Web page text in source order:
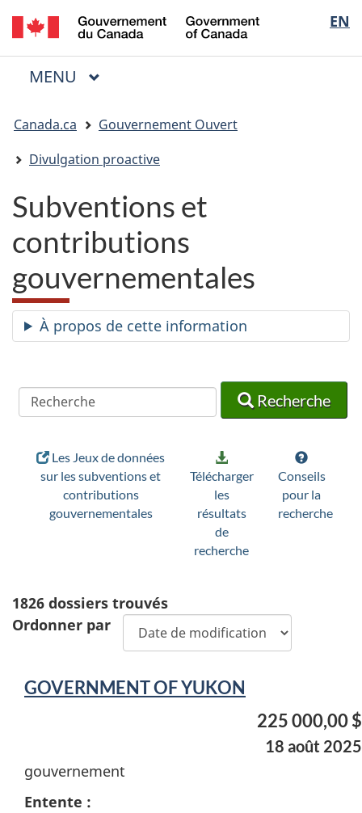
Passer
au
contenu
Passer
à
« Au
Passer
à
la
EN
of
Menu
MENU PRINCIPAL
êtes
ici
Canada.ca
Gouvernement Ouvert
Divulgation proactive
Subventions et
contributions
gouvernementales
À propos de cette information
Recherche
Recherche
Recherche
Les Jeux de données
sur les subventions et
contributions
gouvernementales
Télécharger
les
résultats
de
recherche
Conseils
pour la
recherche
1826 dossiers trouvés
Ordonner par
GOVERNMENT OF YUKON
225 000,00 $
18 août 2025
gouvernement
Entente :